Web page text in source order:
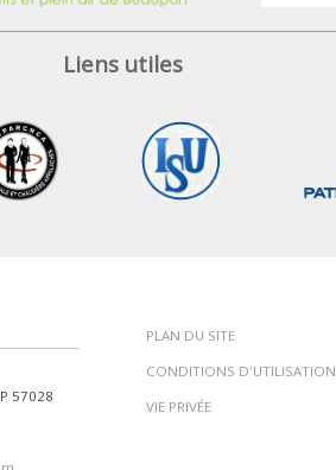
Liens utiles
57028
PLAN DU SITE
CONDITIONS D'UTILISATION
VIE PRIVÉE